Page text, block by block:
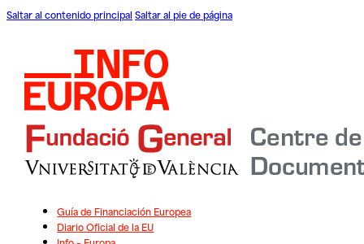
Saltar al contenido principal Saltar al pie de página
Guía de Financiación Europea
Diario Oficial de la EU